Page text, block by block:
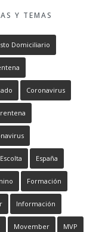
Y TEMAS
Domiciliario
Coronavirus
Escolta España
Formación
Información
Movember MVP